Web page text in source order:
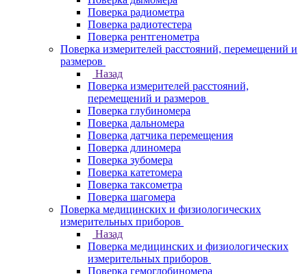
Поверка радиометра
Поверка радиотестера
Поверка рентгенометра
Поверка измерителей расстояний, перемещений и
размеров
Назад
Поверка измерителей расстояний,
перемещений и размеров
Поверка глубиномера
Поверка дальномера
Поверка датчика перемещения
Поверка длиномера
Поверка зубомера
Поверка катетомера
Поверка таксометра
Поверка шагомера
Поверка медицинских и физиологических
измерительных приборов
Назад
Поверка медицинских и физиологических
измерительных приборов
Поверка гемоглобиномера